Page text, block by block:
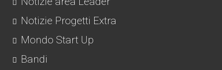
Notizie Progetti Extra
Mondo Start Up
Bandi